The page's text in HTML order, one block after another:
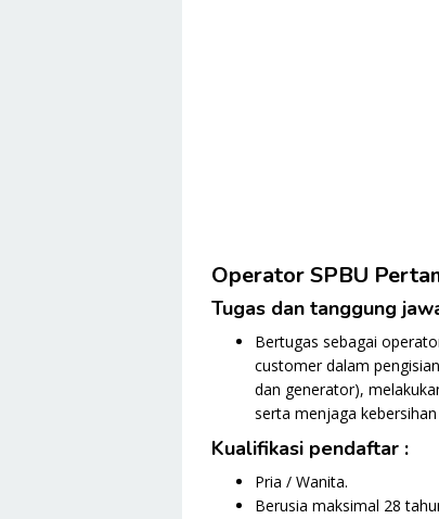
Operator SPBU
Tugas dan tanggung
Bertugas sebagai
customer dalam
dan generator),
serta menjaga
Kualifikasi pendaftar :
Pria / Wanita.
Berusia maksimal 28